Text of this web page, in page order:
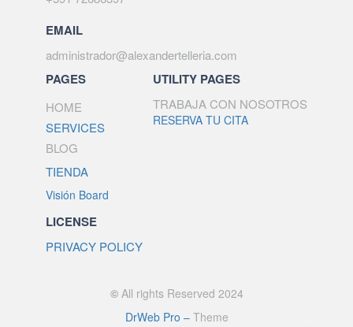
EMAIL
administrador@alexandertelleria.com
PAGES
HOME
SERVICES
BLOG
TIENDA
Visión Board
UTILITY PAGES
TRABAJA CON NOSOTROS
RESERVA TU CITA
LICENSE
PRIVACY POLICY
©All rights Reserved 2024
DrWeb Pro –Theme